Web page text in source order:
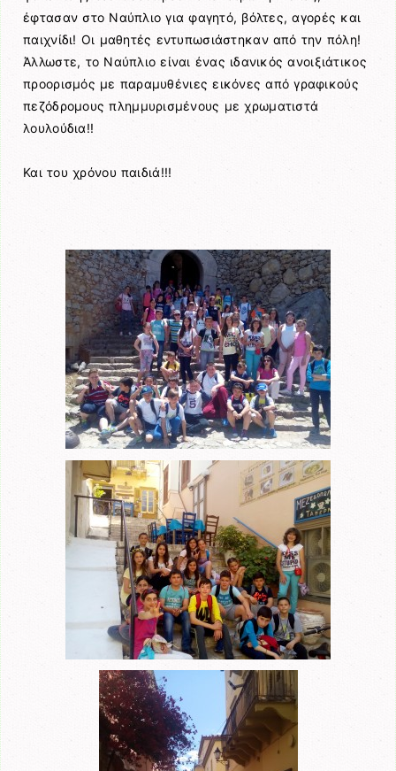
έφτασαν στο Ναύπλιο για φαγητό, βόλτες, αγορές και
παιχνίδι! Οι μαθητές εντυπωσιάστηκαν από την πόλη!
Άλλωστε, το Ναύπλιο είναι ένας ιδανικός ανοιξιάτικος
προορισμός με παραμυθένιες εικόνες από γραφικούς
πεζόδρομους πλημμυρισμένους με χρωματιστά
λουλούδια!!
Και του χρόνου παιδιά!!!